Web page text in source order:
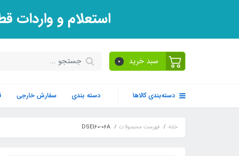
استعلام و واردات
سبد خرید 0
دسته‌بندی کالاها دسته بندی سفارش خارجی
خانه فهرست محصولات DSEI60-06A